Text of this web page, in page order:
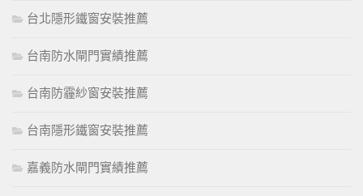
台北隱形鐵窗安裝推薦
台南防水閘門實績推薦
台南防霾紗窗安裝推薦
台南隱形鐵窗安裝推薦
嘉義防水閘門實績推薦